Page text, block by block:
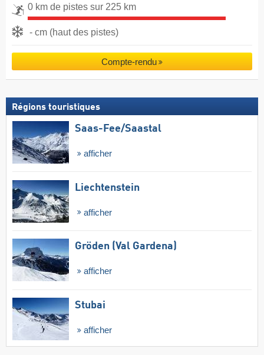
0 km de pistes sur 225 km
- cm (haut des pistes)
Compte-rendu
Régions touristiques
Saas-Fee/​Saastal
afficher
Liechtenstein
afficher
Gröden (Val Gardena)
afficher
Stubai
afficher